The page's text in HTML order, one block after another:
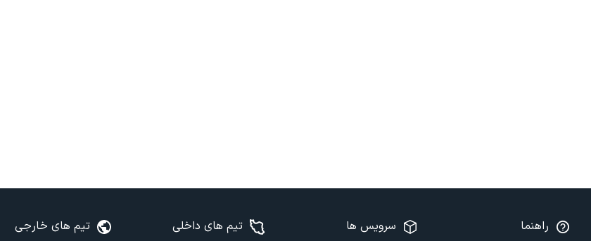
راهنما سرویس ها تیم های داخلی تیم های خارجی